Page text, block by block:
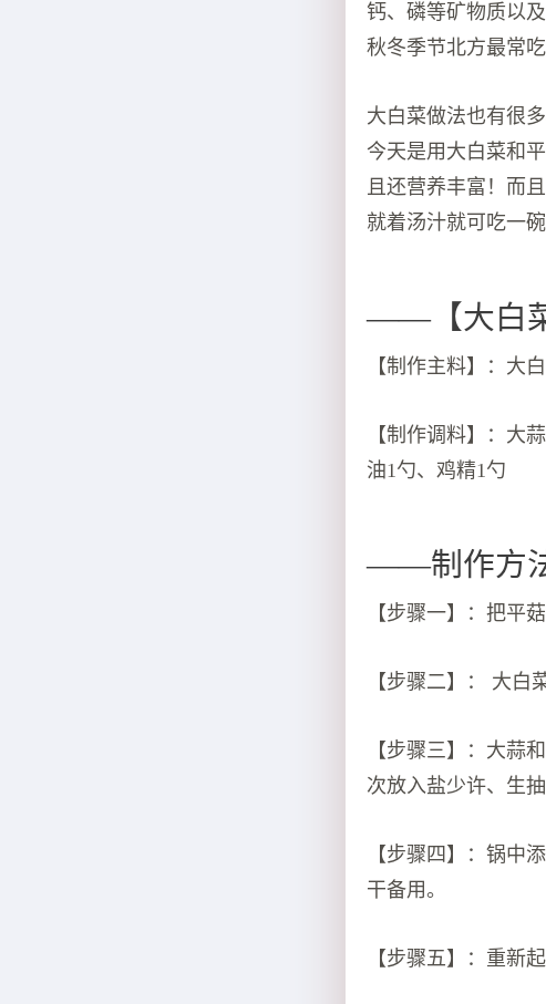
钙、磷等矿物质以
秋冬季节北方最常
大白菜做法也有很
今天是用大白菜和
且还营养丰富！而
就着汤汁就可吃一
——【大白
【制作主料】：大
【制作调料】：大
油1勺、鸡精1勺
——制作方
【步骤一】：把平
【步骤二】： 大白
【步骤三】：大蒜
次放入盐少许、生
【步骤四】：锅中
干备用。
【步骤五】：重新